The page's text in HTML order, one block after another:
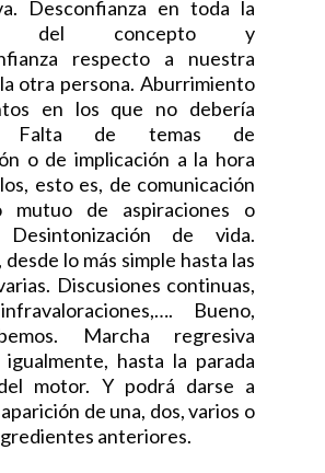
Desconfianza en toda la
del concepto y
respecto a nuestra
otra persona. Aburrimiento
en los que no debería
Falta de temas de
o de implicación a la hora
esto es, de comunicación
mutuo de aspiraciones o
Desintonización de vida.
lo más simple hasta las
Discusiones continuas,
Bueno,
Marcha regresiva
igualmente, hasta la parada
motor. Y podrá darse a
de una, dos, varios o
anteriores.